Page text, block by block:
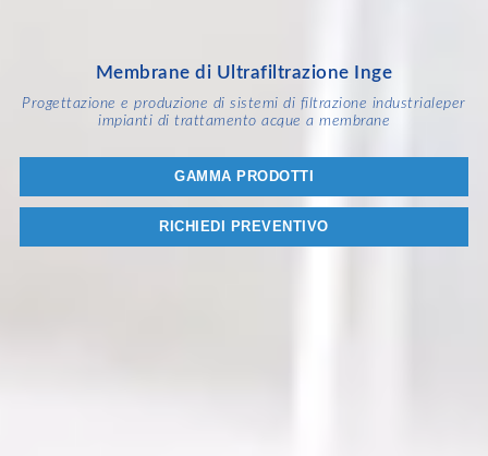
Membrane di Ultrafiltrazione Inge
Progettazione e produzione di sistemi di filtrazione industrialeper
impianti di trattamento acque a membrane
GAMMA PRODOTTI
RICHIEDI PREVENTIVO